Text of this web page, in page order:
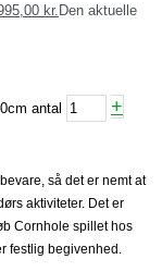
kr. Den aktuelle
antal +
så det er nemt at
aktiviteter. Det er
Cornhole spillet hos
festlig begivenhed.